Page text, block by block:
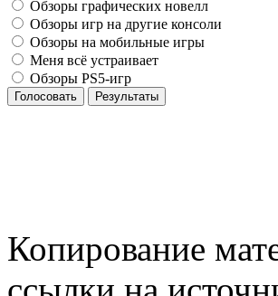
Обзоры графических новелл
Обзоры игр на другие консоли
Обзоры на мобильные игры
Меня всё устраивает
Обзоры PS5-игр
Голосовать Результаты
Копирование